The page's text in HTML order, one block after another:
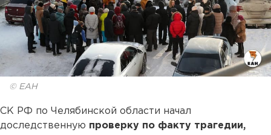
© ЕАН
СК РФ по Челябинской области начал
доследственную проверку по факту трагедии,